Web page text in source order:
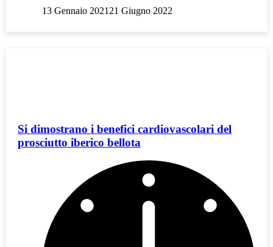
13 Gennaio 2021 21 Giugno 2022
Si dimostrano i benefici cardiovascolari del
prosciutto iberico bellota